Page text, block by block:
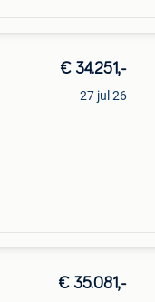
€ 34.251,-
27 jul 26
€ 35.081,-